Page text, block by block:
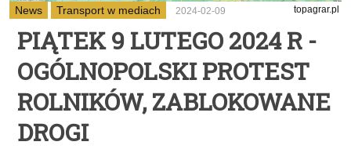
News Transport w mediach 2024-02-09 topagrar.pl
PIĄTEK 9 LUTEGO 2024 R -
OGÓLNOPOLSKI PROTEST
ROLNIKÓW, ZABLOKOWANE
DROGI